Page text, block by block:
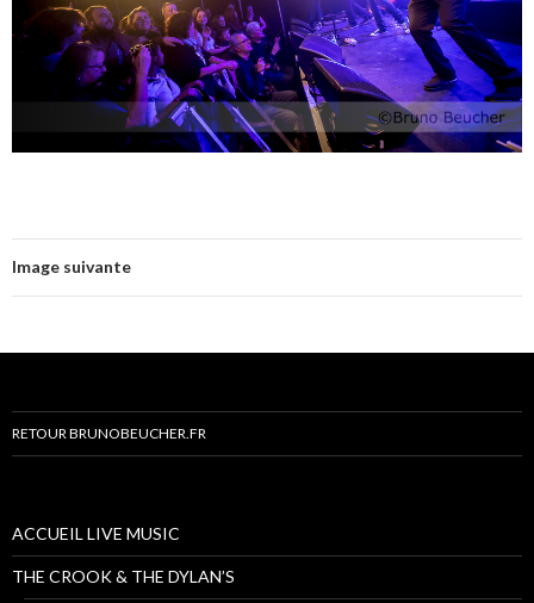
Image suivante
RETOUR BRUNOBEUCHER.FR
ACCUEIL LIVE MUSIC
THE CROOK & THE DYLAN’S